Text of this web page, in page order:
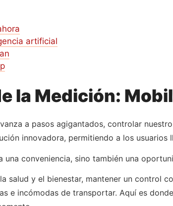
artificial
la Medición:
a pasos agigantados, controlar
innovadora, permitiendo a los usuarios
una conveniencia, sino también una
salud y el bienestar, mantener un control
e incómodas de transportar. Aquí es